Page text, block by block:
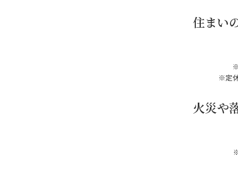
住まい
※定
火災や